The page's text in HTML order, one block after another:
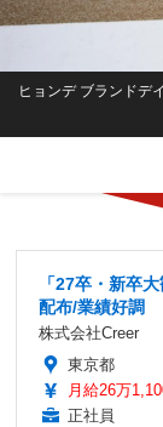
ヒョンデ ブランドデ
「27卒・新卒
配布/業績好調
株式会社Creer
東京都
月給26万
正社員